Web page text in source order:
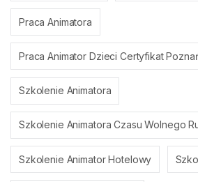
Praca Animatora
Praca Animator Dzieci Certyfikat
Szkolenie Animatora
Szkolenie Animatora Czasu Wolnego
Szkolenie Animator Hotelowy